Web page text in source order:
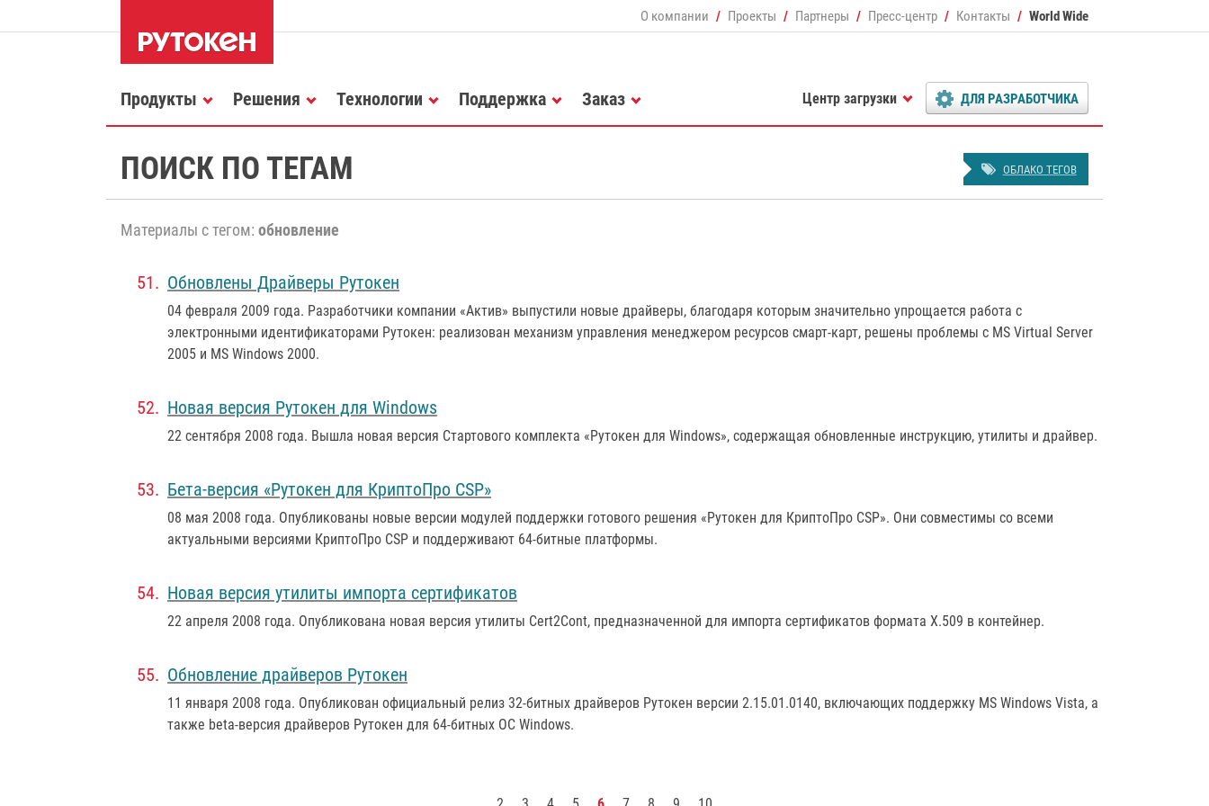
О компании Проекты Партнеры Пресс-центр Контакты World Wide
Продукты Решения Технологии Поддержка Заказ Центр загрузки ДЛЯ РАЗРАБОТЧИКА
ПОИСК ПО ТЕГАМ ОБЛАКО ТЕГОВ
Материалы с тегом: обновление
Обновлены Драйверы Рутокен
04 февраля 2009 года. Разработчики компании «Актив» выпустили новые драйверы, благодаря которым значительно упрощается работа с
электронными идентификаторами Рутокен: реализован механизм управления менеджером ресурсов смарт-карт, решены проблемы с MS Virtual Server
2005 и MS Windows 2000.
Новая версия Рутокен для Windows
22 сентября 2008 года. Вышла новая версия Стартового комплекта «Рутокен для Windows», содержащая обновленные инструкцию, утилиты и драйвер.
Бета-версия «Рутокен для КриптоПро CSP»
08 мая 2008 года. Опубликованы новые версии модулей поддержки готового решения «Рутокен для КриптоПро CSP». Они совместимы со всеми
актуальными версиями КриптоПро CSP и поддерживают 64-битные платформы.
Новая версия утилиты импорта сертификатов
22 апреля 2008 года. Опубликована новая версия утилиты Cert2Cont, предназначенной для импорта сертификатов формата X.509 в контейнер.
Обновление драйверов Рутокен
11 января 2008 года. Опубликован официальный релиз 32-битных драйверов Рутокен версии 2.15.01.0140, включающих поддержку MS Windows Vista, а
также beta-версия драйверов Рутокен для 64-битных ОС Windows.